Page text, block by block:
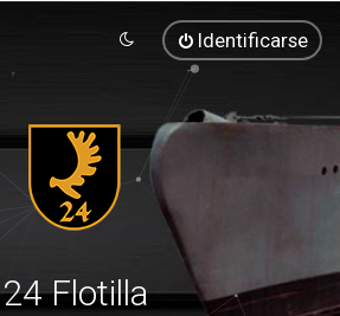
Identificarse
24 Flotilla